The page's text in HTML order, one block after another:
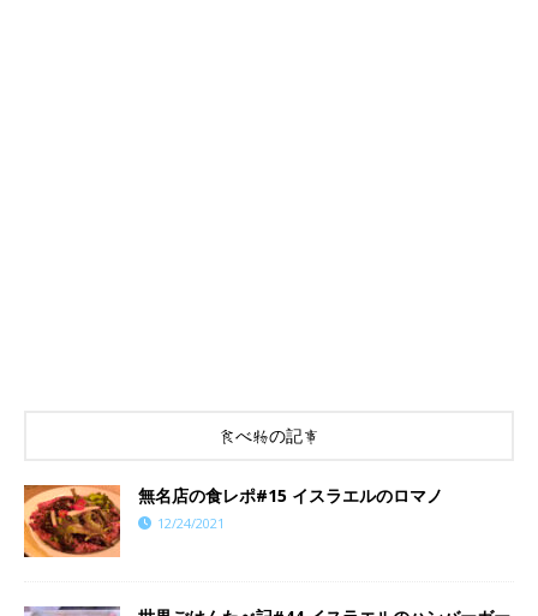
食べ物の記事
​​無名店の食レポ#15 イスラエルのロマノ
12/24/2021